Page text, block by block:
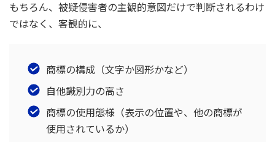
もちろん、被疑侵害者の主観的意図だけで判断されるわけ
ではなく、客観的に、
商標の構成（文字か図形かなど）
自他識別力の高さ
商標の使用態様（表示の位置や、他の商標が
使用されているか）